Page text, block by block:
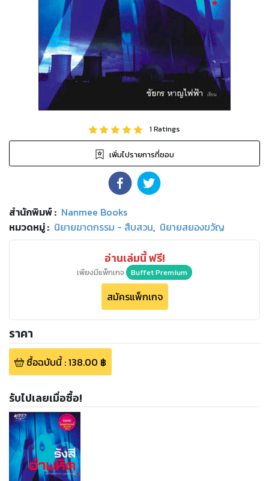
1Ratings
เพิ่มไปรายการที่ชอบ
สำนักพิมพ์: Nanmee Books
หมวดหมู่: นิยายฆาตกรรม - สืบสวน, นิยายสยองขวัญ
อ่านเล่มนี้ ฟรี!
เพียงมีแพ็กเกจ Buffet Premium
สมัครแพ็กเกจ
ราคา
ซื้อฉบับนี้:138.00 ฿
รับไปเลยเมื่อซื้อ!